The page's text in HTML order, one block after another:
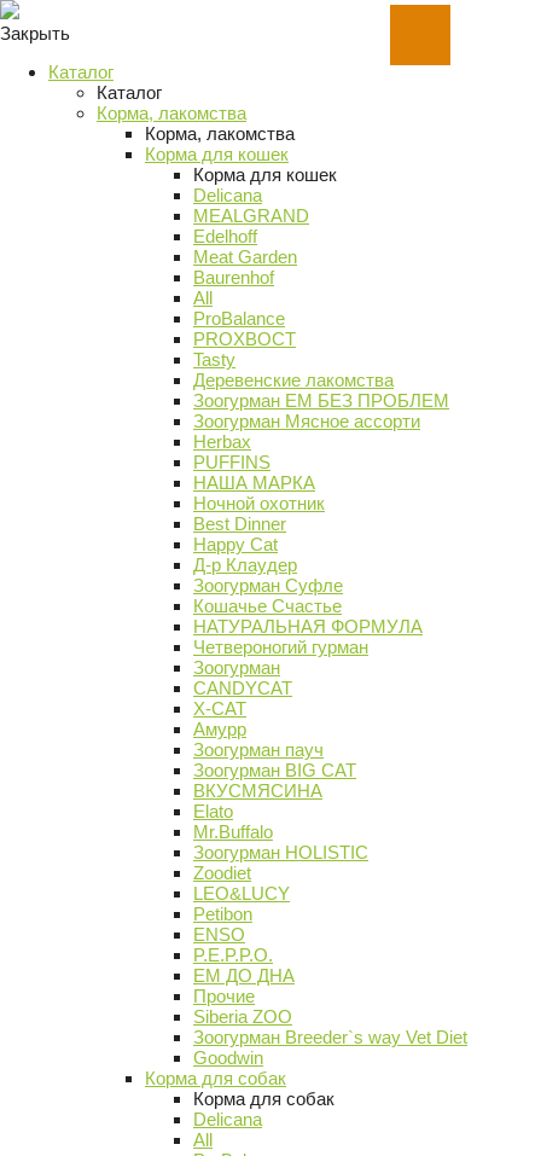
Закрыть
Каталог
Каталог
Корма, лакомства
Корма, лакомства
Корма для кошек
Корма для кошек
Delicana
MEALGRAND
Edelhoff
Meat Garden
Baurenhof
All
ProBalance
PROХВОСТ
Tasty
Деревенские лакомства
Зоогурман ЕМ БЕЗ ПРОБЛЕМ
Зоогурман Мясное ассорти
Herbax
PUFFINS
НАША МАРКА
Ночной охотник
Best Dinner
Happy Cat
Д-р Клаудер
Зоогурман Суфле
Кошачье Счастье
НАТУРАЛЬНАЯ ФОРМУЛА
Четвероногий гурман
Зоогурман
CANDYCAT
X-CAT
Амурр
Зоогурман пауч
Зоогурман BIG CAT
ВКУСМЯСИНА
Elato
Mr.Buffalo
Зоогурман HOLISTIC
Zoodiet
LEO&LUCY
Petibon
ENSO
P.E.P.P.O.
ЕМ ДО ДНА
Прочие
Siberia ZOO
Зоогурман Breeder`s way Vet Diet
Goodwin
Корма для собак
Корма для собак
Delicana
All